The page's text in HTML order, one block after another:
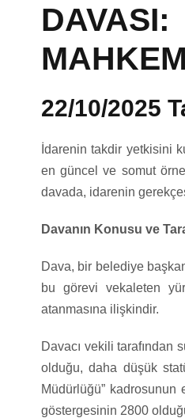
22/10/2025
İdarenin takdir yetkisini
en güncel ve somut
davada, idarenin
Davanın Konusu ve
Dava, bir belediye
bu görevi vekaleten
atanmasına ilişkindir.
Davacı vekili tarafından
olduğu, daha düşük
Müdürlüğü” kadrosunun
göstergesinin 2800